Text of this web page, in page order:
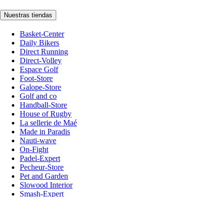
Nuestras tiendas
Basket-Center
Daily Bikers
Direct Running
Direct-Volley
Espace Golf
Foot-Store
Galope-Store
Golf and co
Handball-Store
House of Rugby
La sellerie de Maé
Made in Paradis
Nauti-wave
On-Fight
Padel-Expert
Pecheur-Store
Pet and Garden
Slowood Interior
Smash-Expert